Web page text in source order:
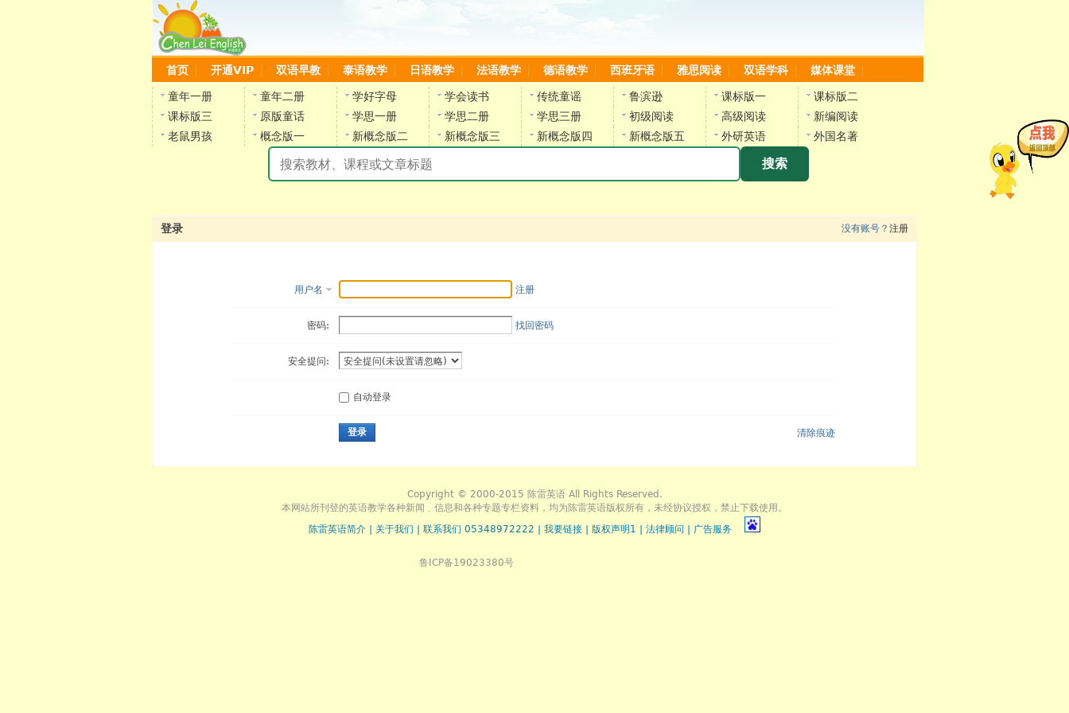
首页 开通VIP 双语早教 泰语教学 日语教学 法语教学 德语教学 西班牙语 雅思阅读 双语学科 媒体课堂
童年一册 童年二册 学好字母 学会读书 传统童谣 鲁滨逊 课标版一
课标版二
课标版三
原版童话 学思一册 学思二册 学思三册 初级阅读 高级阅读
新编阅读
老鼠男孩
概念版一 新概念版二 新概念版三 新概念版四 新概念版五 外研英语 外国名著
搜索
陈雷英语副网站 没有账号？ 注册
登录
用户名 注册
密码: 找回密码
安全提问:
自动登录
登录 清除痕迹
Copyright © 2000-2015 陈雷英语 All Rights Reserved.
本网站所刊登的英语教学各种新闻﹑信息和各种专题专栏资料，均为陈雷英语版权所有，未经协议授权，禁止下载使用。
陈雷英语简介
关于我们 联系我们 05348972222 我要链接 版权声明1 法律顾问 广告服务
鲁ICP备19023380号